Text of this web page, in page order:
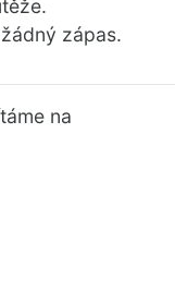
zápas.
na